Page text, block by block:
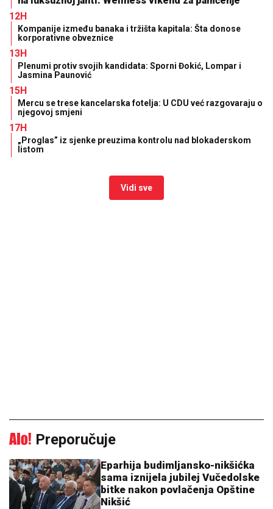
12H
Kompanije između banaka i tržišta kapitala: Šta donose
korporativne obveznice
13H
Plenumi protiv svojih kandidata: Sporni Đokić, Lompar i
Jasmina Paunović
15H
Mercu se trese kancelarska fotelja: U CDU već razgovaraju o
njegovoj smjeni
17H
„Proglas” iz sjenke preuzima kontrolu nad blokaderskom
listom
Vidi sve
Preporučuje
Eparhija budimljansko-nikšićka
sama iznijela jubilej Vučedolske
bitke nakon povlačenja Opštine
Nikšić